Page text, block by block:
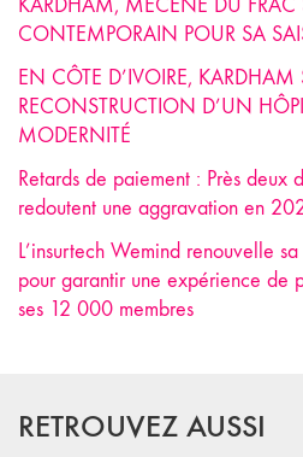
CONTEMPORAIN POUR SA
EN CÔTE D’IVOIRE, KARDHAM
RECONSTRUCTION D’UN
MODERNITÉ
Retards de paiement : Près deux
redoutent une aggravation en
L’insurtech Wemind renouvelle
pour garantir une expérience de
ses 12 000 membres
RETROUVEZ AUSSI